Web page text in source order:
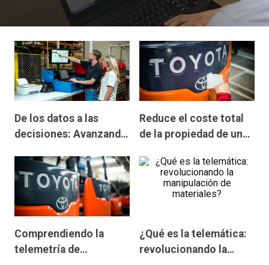
De los datos a las
decisiones: Avanzando
carretones elevadores
Reduce el coste total
de la propiedad de una
con MyToyota
Comprendiendo la
telemetría de
¿Qué es la telemática:
revolucionando la